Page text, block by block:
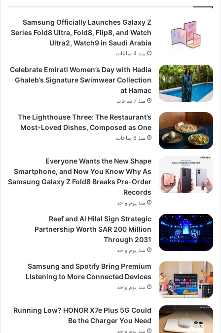
Samsung Officially Launches Galaxy Z
Series Fold8 Ultra, Fold8, Flip8, and Watch
Ultra2, Watch9 in Saudi Arabia
منذ 4 ساعات
Celebrate Emirati Women’s Day with Hadia
Ghaleb’s Signature Swimwear Collection
at Hamac
منذ 7 ساعات
The Lighthouse Three: The Restaurant’s
Most-Loved Dishes, Composed as One
منذ 8 ساعات
Everyone Wants the New Shape
Smartphone, and Now You Know Why As
Samsung Galaxy Z Fold8 Breaks Pre-Order
Records
منذ يوم واحد
Reef and Al Hilal Sign Strategic
Partnership Worth SAR 200 Million
Through 2031
منذ يوم واحد
Samsung and Spotify Bring Premium
Listening to More Connected Devices
منذ يوم واحد
Running Low? HONOR X7e Plus 5G Could
Be the Charger You Need
منذ يوم واحد